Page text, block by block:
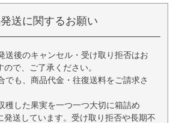
送に関するお願い
送後のキャンセル・受け取り拒否はお
で、ご了承ください。
でも、商品代金・往復送料をご請求さ
穫した果実を一つ一つ大切に箱詰め
発送しています。受け取り拒否や長期不